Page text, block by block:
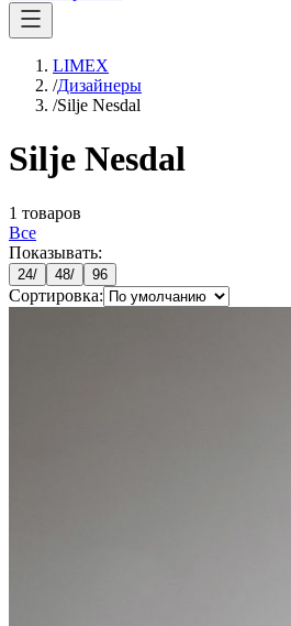
LIMEX
/Дизайнеры
/Silje Nesdal
Silje Nesdal
1 товаров
Все
Показывать:
24/ 48/ 96
Сортировка: